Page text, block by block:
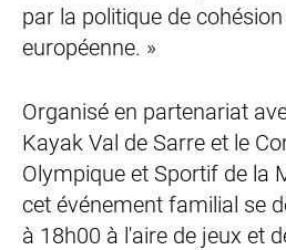
par la politique de
européenne. »
Organisé en partenariat
Kayak Val de Sarre et le
Olympique et Sportif de la
cet événement familial se
à 18h00 à l'aire de jeux et